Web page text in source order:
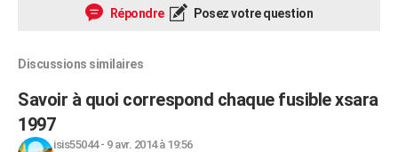
Répondre Posez votre question
Discussions similaires
Savoir à quoi correspond chaque fusible xsara
1997
isis55044- 9 avr. 2014 à 19:56